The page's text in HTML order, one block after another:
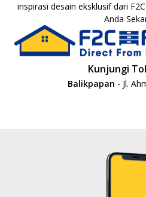
inspirasi desain eksklusif dari
Anda
Kunjungi
Balikpapan - Jl.